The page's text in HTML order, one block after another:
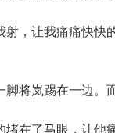
射，让我痛痛快快
将岚踢在一边。
堵在了马眼，让他